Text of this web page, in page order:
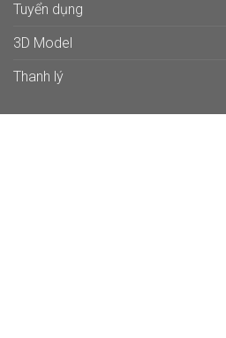
Tuyển dụng
3D Model
Thanh lý